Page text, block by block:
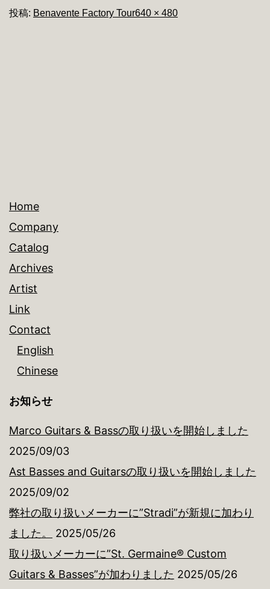
投稿: Benavente Factory Tourフ
640 × 480
Home
Company
Catalog
Archives
Artist
Link
Contact
English
Chinese
お知らせ
Marco Guitars & Bassの取り扱いを開始しました
2025/09/03
Ast Basses and Guitarsの取り扱いを開始しました
2025/09/02
弊社の取り扱いメーカーに”Stradi”が新規に加わり
ました。
2025/05/26
取り扱いメーカーに”St. Germaine® Custom
Guitars & Basses”が加わりました 2025/05/26